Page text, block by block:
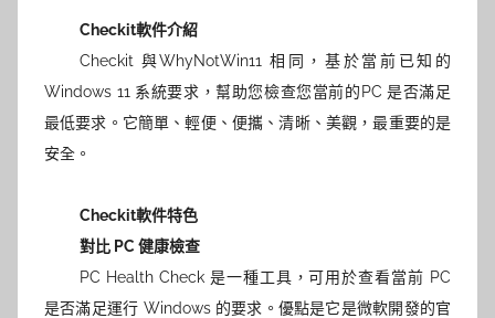
Checkit軟件介紹
Checkit 與WhyNotWin11 相同，基於當前已知的
Windows 11 系統要求，幫助您檢查您當前的PC 是否滿足
最低要求。它簡單、輕便、便攜、清晰、美觀，最重要的是
安全。
Checkit軟件特色
對比 PC 健康檢查
PC Health Check 是一種工具，可用於查看當前 PC
是否滿足運行 Windows 的要求。優點是它是微軟開發的官